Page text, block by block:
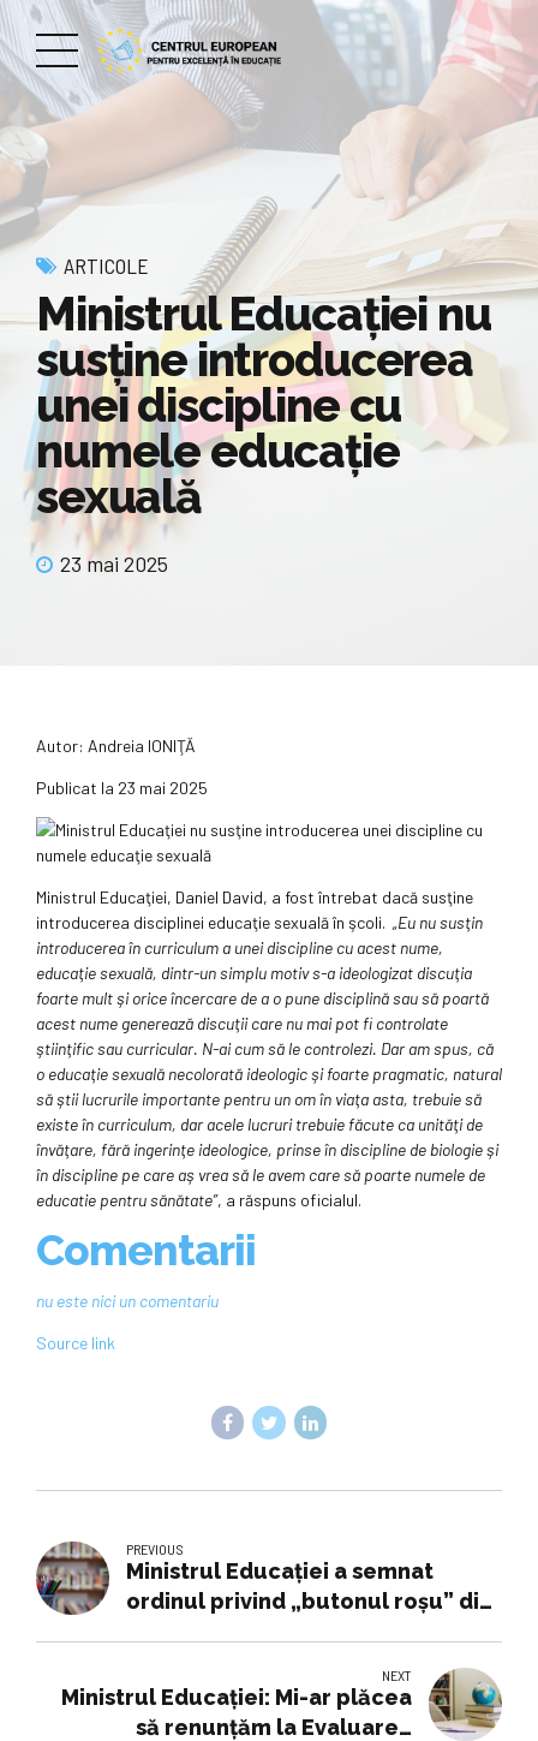
ARTICOLE
Ministrul Educaţiei nu
susţine introducerea
unei discipline cu
numele educaţie
sexuală
23 mai 2025
Autor: Andreia IONIŢĂ
Publicat la 23 mai 2025
Ministrul Educaţiei, Daniel David, a fost întrebat dacă susţine
introducerea disciplinei educaţie sexuală în şcoli. „Eu nu susţin
introducerea în curriculum a unei discipline cu acest nume,
educaţie sexuală, dintr-un simplu motiv s-a ideologizat discuţia
foarte mult şi orice încercare de a o pune disciplină sau să poartă
acest nume generează discuţii care nu mai pot fi controlate
ştiinţific sau curricular. N-ai cum să le controlezi. Dar am spus, că
o educaţie sexuală necolorată ideologic şi foarte pragmatic, natural
să ştii lucrurile importante pentru un om în viaţa asta, trebuie să
existe în curriculum, dar acele lucruri trebuie făcute ca unităţi de
învăţare, fără ingerinţe ideologice, prinse în discipline de biologie şi
în discipline pe care aş vrea să le avem care să poarte numele de
educatie pentru sănătate”, a răspuns oficialul.
Comentarii
nu este nici un comentariu
Source link
PREVIOUS
Ministrul Educaţiei a semnat
ordinul privind „butonul roşu” din
NEXT
Ministrul Educaţiei: Mi-ar plăcea
să renunţăm la Evaluarea